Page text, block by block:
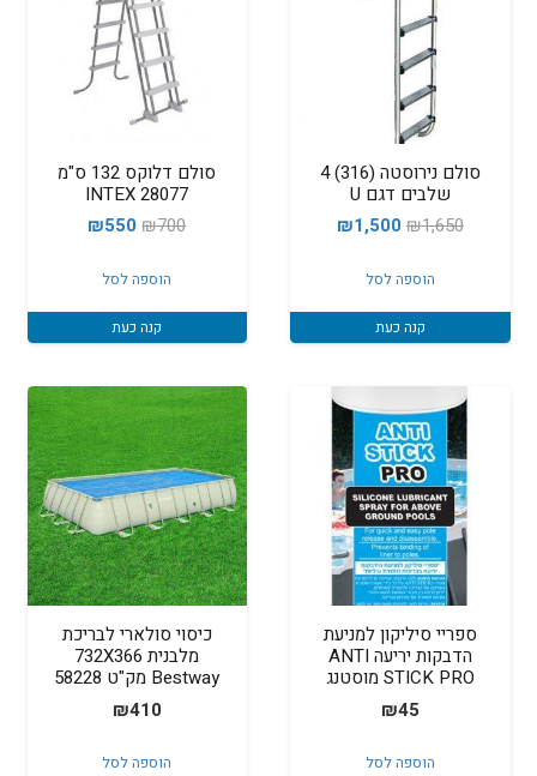
סולם נירוסטה (316) 4
שלבים דגם U
₪1,650
המחיר
היה:
₪1,650.
₪1,500
₪1,500.
הוספה לסל
קנה כעת
סולם דלוקס 132 ס"מ
INTEX 28077
₪700
המחיר
היה:
₪700.
₪550
המחיר
₪550.
הוספה לסל
קנה כעת
ספריי סיליקון למניעת
הדבקות יריעה ANTI
STICK PRO מוסטנג
₪45
הוספה לסל
כיסוי סולארי לבריכת
מלבנית 732X366
Bestway מק"ט 58228
₪410
הוספה לסל